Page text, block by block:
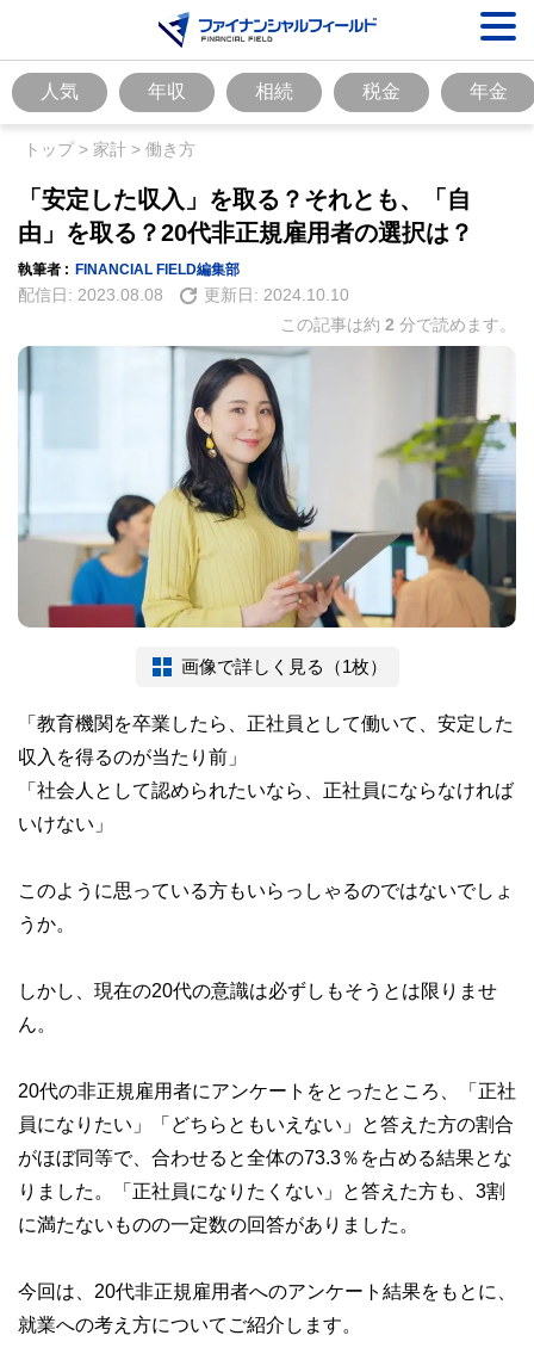
人気 年収 相続 税金 年金
トップ> 家計 > 働き方
「安定した収入」を取る？それとも、「自
由」を取る？20代非正規雇用者の選択は？
執筆者 : FINANCIAL FIELD編集部
配信日: 2023.08.08 更新日: 2024.10.10
この記事は約 2 分で読めます。
画像で詳しく見る（1枚）
「教育機関を卒業したら、正社員として働いて、安定した
収入を得るのが当たり前」
「社会人として認められたいなら、正社員にならなければ
いけない」
このように思っている方もいらっしゃるのではないでしょ
うか。
しかし、現在の20代の意識は必ずしもそうとは限りませ
ん。
20代の非正規雇用者にアンケートをとったところ、「正社
員になりたい」「どちらともいえない」と答えた方の割合
がほぼ同等で、合わせると全体の73.3％を占める結果とな
りました。「正社員になりたくない」と答えた方も、3割
に満たないものの一定数の回答がありました。
今回は、20代非正規雇用者へのアンケート結果をもとに、
就業への考え方についてご紹介します。